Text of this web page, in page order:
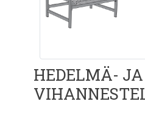
HEDELMÄ- JA